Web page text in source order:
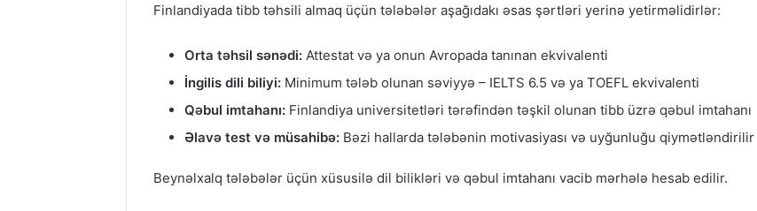
Finlandiyada tibb təhsili almaq üçün tələbələr aşağıdakı əsas şərtləri yerinə yetirməlidirlər:
Orta təhsil sənədi: Attestat və ya onun Avropada tanınan ekvivalenti
İngilis dili biliyi: Minimum tələb olunan səviyyə – IELTS 6.5 və ya TOEFL ekvivalenti
Qəbul imtahanı: Finlandiya universitetləri tərəfindən təşkil olunan tibb üzrə qəbul imtahanı
Əlavə test və müsahibə: Bəzi hallarda tələbənin motivasiyası və uyğunluğu qiymətləndirilir
Beynəlxalq tələbələr üçün xüsusilə dil bilikləri və qəbul imtahanı vacib mərhələ hesab edilir.